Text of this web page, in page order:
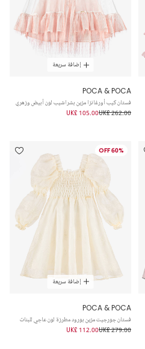
إضافة سريعة
POCA & POCA
فستان كيب أورغانزا مزين بشراشيب لون أبيض وزهري
UK£ 262.00
UK£ 105.00
60% OFF
إضافة سريعة
POCA & POCA
فستان جورجيت مزين بورود مطرزة لون عاجي للبنات
UK£ 279.00
UK£ 112.00